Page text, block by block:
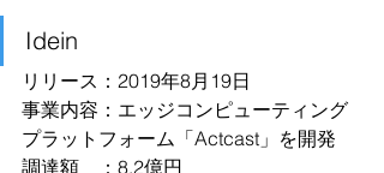
Idein
リリース：2019年8月19日
事業内容：エッジコンピューティング
プラットフォーム「Actcast」を開発
調達額　：8.2億円